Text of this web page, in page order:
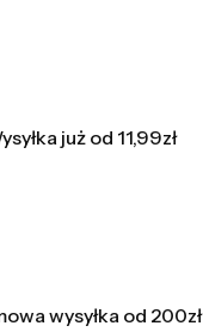
już od 11,99zł
wysyłka od 200zł